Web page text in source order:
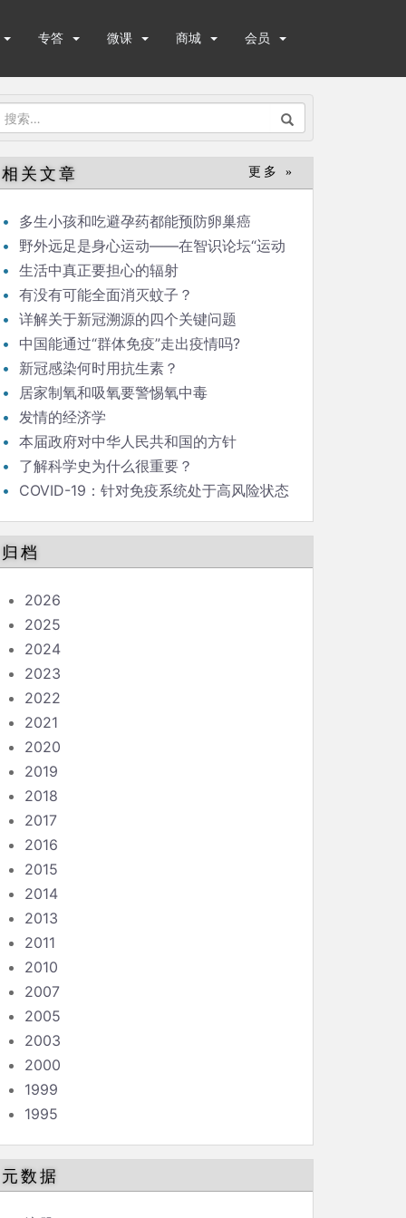
专答 微课 商城 会员
搜
：
相关文章 更多 »
多生小孩和吃避孕药都能预防卵巢癌
野外远足是身心运动——在智识论坛“运动
与健康”的发言
生活中真正要担心的辐射
有没有可能全面消灭蚊子？
详解关于新冠溯源的四个关键问题
中国能通过“群体免疫”走出疫情吗?
新冠感染何时用抗生素？
居家制氧和吸氧要警惕氧中毒
发情的经济学
本届政府对中华人民共和国的方针
了解科学史为什么很重要？
COVID-19：针对免疫系统处于高风险状态
归档
2026
2025
2024
2023
2022
2021
2020
2019
2018
2017
2016
2015
2014
2013
2011
2010
2007
2005
2003
2000
1999
1995
元数据